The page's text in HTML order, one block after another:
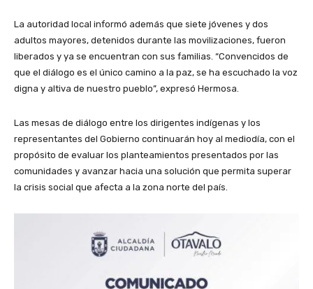
La autoridad local informó además que siete jóvenes y dos
adultos mayores, detenidos durante las movilizaciones, fueron
liberados y ya se encuentran con sus familias. “Convencidos de
que el diálogo es el único camino a la paz, se ha escuchado la voz
digna y altiva de nuestro pueblo”, expresó Hermosa.
Las mesas de diálogo entre los dirigentes indígenas y los
representantes del Gobierno continuarán hoy al mediodía, con el
propósito de evaluar los planteamientos presentados por las
comunidades y avanzar hacia una solución que permita superar
la crisis social que afecta a la zona norte del país.